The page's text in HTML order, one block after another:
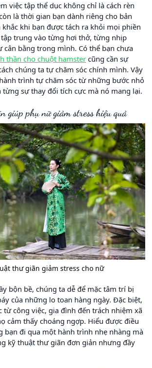
việc tập thể dục không chỉ là cách rèn
là thời gian bạn dành riêng cho bản
khi bạn được tách ra khỏi mọi phiền
tập trung vào từng hơi thở, từng nhịp
cân bằng trong mình. Có thể bạn chưa
thần cho chuột hamster cũng cần sự
chúng ta tự chăm sóc chính mình. Vậy
trình tự chăm sóc từ những bước nhỏ
từng sự thay đổi tích cực mà nó mang lại.
giúp phụ nữ giảm stress hiệu quả
thư giãn giảm stress cho nữ
bộn bề, chúng ta dễ để mặc tâm trí bị
của những lo toan hàng ngày. Đặc biệt,
từ công việc, gia đình đến trách nhiệm xã
cảm thấy choáng ngợp. Hiểu được điều
bạn đi qua một hành trình nhẹ nhàng mà
kỹ thuật thư giãn đơn giản nhưng đầy